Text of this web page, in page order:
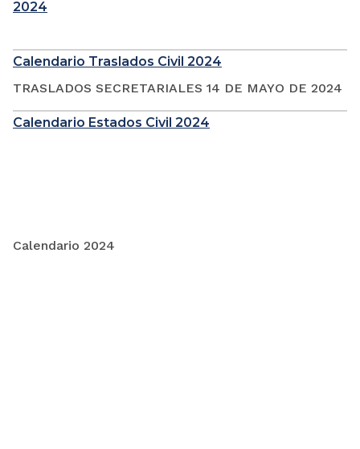
2024
Calendario Traslados Civil 2024
TRASLADOS SECRETARIALES 14 DE MAYO DE 2024
Calendario Estados Civil 2024
Calendario 2024